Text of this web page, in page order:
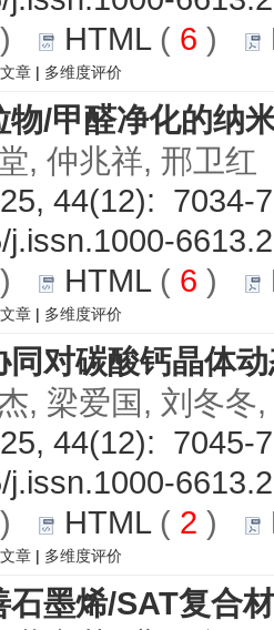
) HTML( 6 )
章 | 多维度评价
物/甲醛净化的纳
, 仲兆祥, 邢卫红
44(12): 7034-
j.issn.1000-
) HTML( 6 )
章 | 多维度评价
同对碳酸钙晶体
, 梁爱国, 刘冬冬
44(12): 7045-
j.issn.1000-
) HTML( 2 )
章 | 多维度评价
石墨烯/SAT复合